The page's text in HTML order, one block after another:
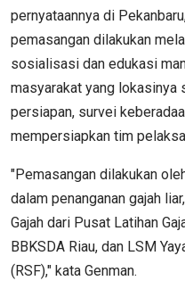
pernyataannya di
pemasangan dilakukan
sosialisasi dan edukasi
masyarakat yang lokasinya
persiapan, survei
mempersiapkan tim
"Pemasangan dilakukan
dalam penanganan gajah
Gajah dari Pusat Latihan
BBKSDA Riau, dan LSM
(RSF)," kata Genman.